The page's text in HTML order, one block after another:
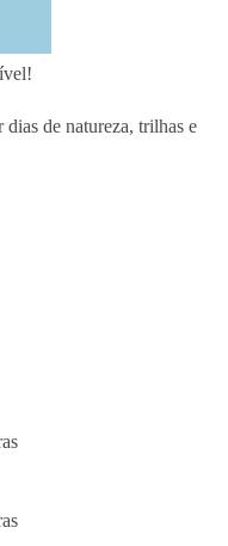
de natureza, trilhas e